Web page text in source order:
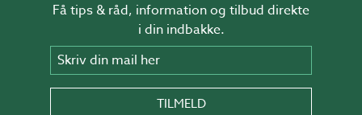
Få tips & råd, information og tilbud direkte
i din indbakke.
Skriv din mail her
TILMELD